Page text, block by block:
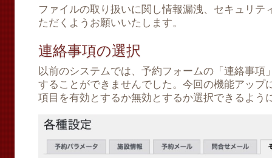
ファイルの取り扱いに関し情報漏洩、セキュリテ
ただくようお願いいたします。
連絡事項の選択
以前のシステムでは、予約フォームの「連絡事項
することができませんでした。今回の機能アップ
項目を有効とするか無効とするか選択できるよう